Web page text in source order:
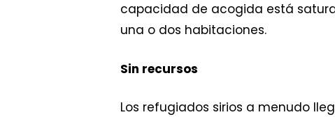
capacidad de acogida está
una o dos habitaciones.
Sin recursos
Los refugiados sirios a menudo